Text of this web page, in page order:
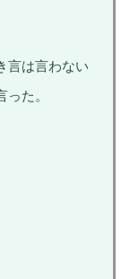
言は言わない
た。